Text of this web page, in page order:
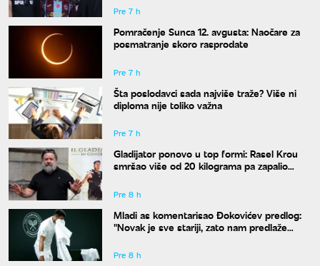
Pre 7 h
Pomračenje Sunca 12. avgusta: Naočare za
posmatranje skoro rasprodate
Pre 7 h
Šta poslodavci sada najviše traže? Više ni
diploma nije toliko važna
Pre 7 h
Gladijator ponovo u top formi: Rasel Krou
smršao više od 20 kilograma pa zapalio
Pre 8 h
Mladi as komentarisao Đokovićev predlog:
"Novak je sve stariji, zato nam predlaže
Pre 8 h